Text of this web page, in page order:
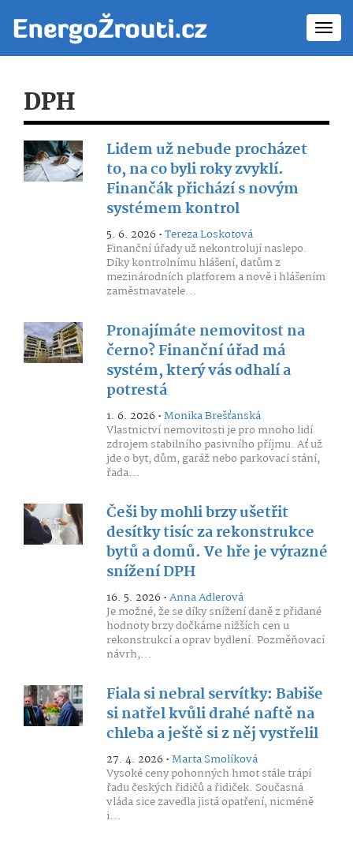
DPH
Lidem už nebude procházet
to, na co byli roky zvyklí.
Finančák přichází s novým
systémem kontrol
5. 6. 2026 •Tereza Loskotová
Finanční úřady už nekontrolují naslepo.
Díky kontrolnímu hlášení, datům z
mezinárodních platforem a nově i hlášením
zaměstnavatele...
Pronajímáte nemovitost na
černo? Finanční úřad má
systém, který vás odhalí a
potrestá
1. 6. 2026 •Monika Brešťanská
Vlastnictví nemovitosti je pro mnoho lidí
zdrojem stabilního pasivního příjmu. Ať už
jde o byt, dům, garáž nebo parkovací stání,
řada...
Češi by mohli brzy ušetřit
desítky tisíc za rekonstrukce
bytů a domů. Ve hře je výrazné
snížení DPH
16. 5. 2026 •Anna Adlerová
Je možné, že se díky snížení daně z přidané
hodnoty brzy dočkáme nižších cen u
rekonstrukcí a oprav bydlení. Pozměňovací
návrh,...
Fiala si nebral servítky: Babiše
si natřel kvůli drahé naftě na
chleba a ještě si z něj vystřelil
27. 4. 2026 •Marta Smolíková
Vysoké ceny pohonných hmot stále trápí
řadu českých řidičů a řidiček. Současná
vláda sice zavedla jistá opatření, nicméně
i...